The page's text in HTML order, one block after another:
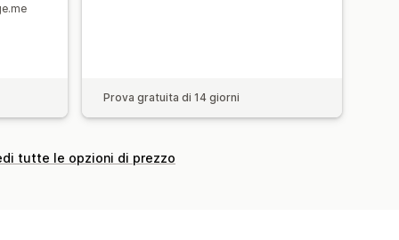
Prova gratuita di 14 giorni
tutte le opzioni di prezzo